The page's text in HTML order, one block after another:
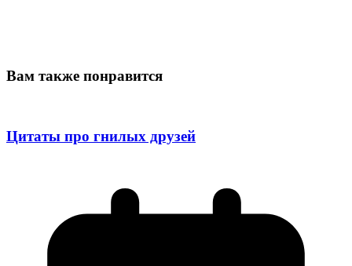
Вам также понравится
Цитаты про гнилых друзей